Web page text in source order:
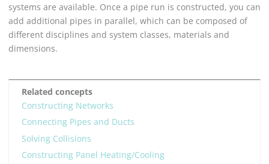
systems are available. Once a pipe run is constructed, you can
add additional pipes in parallel, which can be composed of
different disciplines and system classes, materials and
dimensions.
Related concepts
Constructing Networks
Connecting Pipes and Ducts
Solving Collisions
Constructing Panel Heating/Cooling